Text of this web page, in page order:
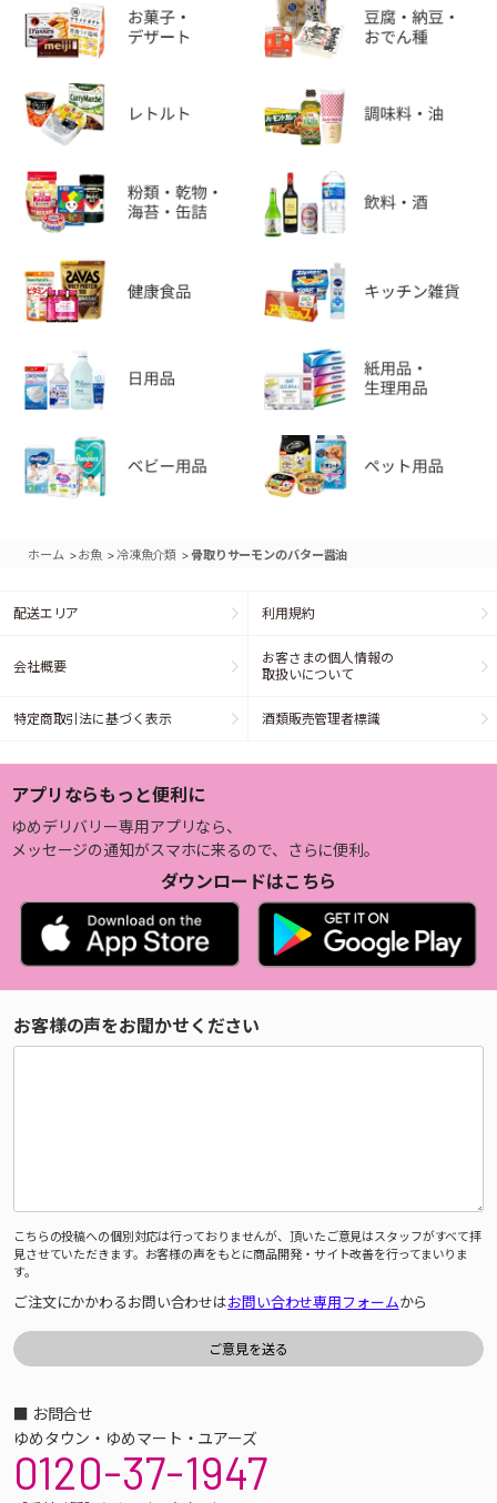
ホーム >お魚 > 冷凍魚介類 >骨取りサーモンのバター醤油
配送エリア 利用規約
会社概要
お客さまの個人情報の
取扱いについて
特定商取引法に基づく表示 酒類販売管理者標識
アプリならもっと便利に
ゆめデリバリー専用アプリなら、
メッセージの通知がスマホに来るので、さらに便利。
ダウンロードはこちら
お客様の声をお聞かせください
こちらの投稿への個別対応は行っておりませんが、頂いたご意見はスタッフがすべて拝
見させていただきます。お客様の声をもとに商品開発・サイト改善を行ってまいりま
す。
ご注文にかかわるお問い合わせはお問い合わせ専用フォームから
■ お問合せ
ゆめタウン・ゆめマート・ユアーズ
0120-37-1947